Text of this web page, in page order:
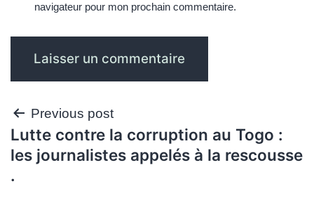
navigateur pour mon prochain commentaire.
Navigation
de
l’article
Previous post
Lutte contre la corruption au Togo :
les journalistes appelés à la rescousse
.